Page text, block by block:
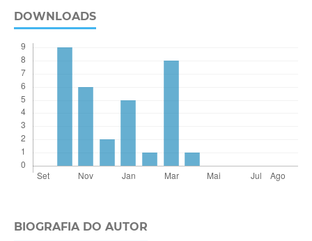
DOWNLOADS
BIOGRAFIA DO AUTOR